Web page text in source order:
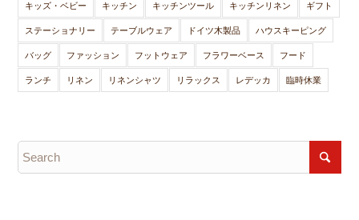
キッズ・ベビー キッチン キッチンツール キッチンリネン ギフト
ステーショナリー テーブルウェア ドイツ木製品 ハウスキーピング
バッグ ファッション フットウェア フラワーベース フード
ランチ リネン リネンシャツ リラックス レデッカ 臨時休業